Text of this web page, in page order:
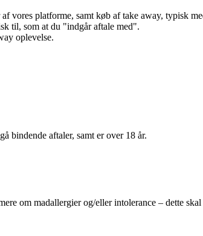
vores platforme, samt køb af take away, typisk
til, som at du "indgår aftale med".
oplevelse.
bindende aftaler, samt er over 18 år.
om madallergier og/eller intolerance – dette